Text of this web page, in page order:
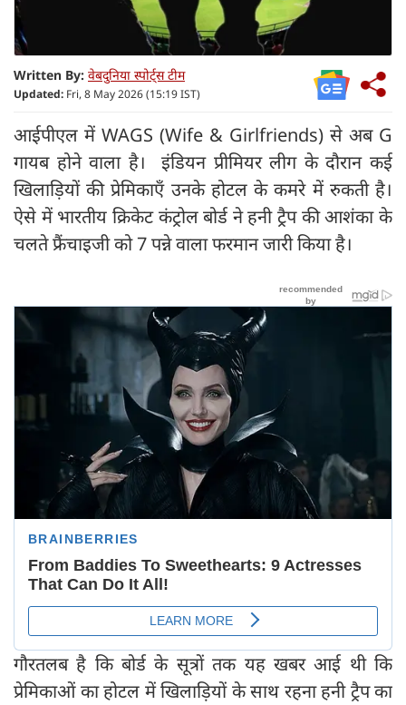
Written By: वेबदुनिया स्पोर्ट्स टीम
Updated: Fri, 8 May 2026 (15:19 IST)
आईपीएल में WAGS (Wife & Girlfriends) से अब G
गायब होने वाला है। इंडियन प्रीमियर लीग के दौरान कई
खिलाड़ियों की प्रेमिकाएँ उनके होटल के कमरे में रुकती है।
ऐसे में भारतीय क्रिकेट कंट्रोल बोर्ड ने हनी ट्रैप की आशंका के
चलते फ्रैंचाइजी को 7 पन्ने वाला फरमान जारी किया है।
गौरतलब है कि बोर्ड के सूत्रों तक यह खबर आई थी कि
प्रेमिकाओं का होटल में खिलाड़ियों के साथ रहना हनी ट्रैप का